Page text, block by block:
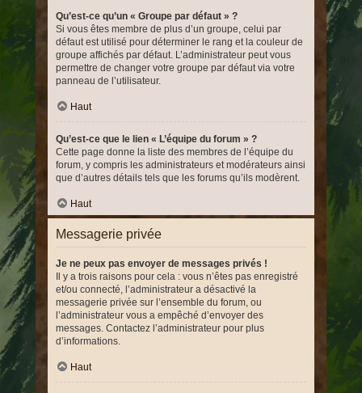
Qu’est-ce qu’un « Groupe par défaut » ?
Si vous êtes membre de plus d’un groupe, celui par
défaut est utilisé pour déterminer le rang et la couleur de
groupe affichés par défaut. L’administrateur peut vous
permettre de changer votre groupe par défaut via votre
panneau de l’utilisateur.
Haut
Qu’est-ce que le lien « L’équipe du forum » ?
Cette page donne la liste des membres de l’équipe du
forum, y compris les administrateurs et modérateurs ainsi
que d’autres détails tels que les forums qu’ils modèrent.
Haut
Messagerie privée
Je ne peux pas envoyer de messages privés !
Il y a trois raisons pour cela : vous n’êtes pas enregistré
et/ou connecté, l’administrateur a désactivé la
messagerie privée sur l’ensemble du forum, ou
l’administrateur vous a empêché d’envoyer des
messages. Contactez l’administrateur pour plus
d’informations.
Haut